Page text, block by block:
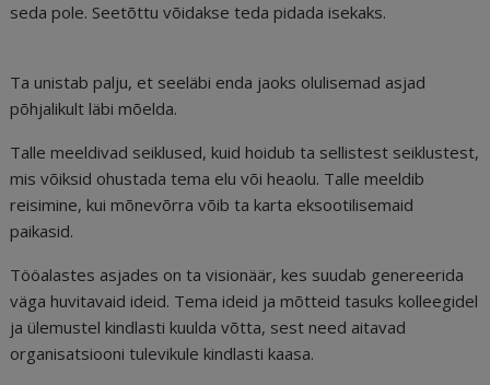
seda pole. Seetõttu võidakse teda pidada isekaks.
Ta unistab palju, et seeläbi enda jaoks olulisemad asjad
põhjalikult läbi mõelda.
Talle meeldivad seiklused, kuid hoidub ta sellistest seiklustest,
mis võiksid ohustada tema elu või heaolu. Talle meeldib
reisimine, kui mõnevõrra võib ta karta eksootilisemaid
paikasid.
Tööalastes asjades on ta visionäär, kes suudab genereerida
väga huvitavaid ideid. Tema ideid ja mõtteid tasuks kolleegidel
ja ülemustel kindlasti kuulda võtta, sest need aitavad
organisatsiooni tulevikule kindlasti kaasa.